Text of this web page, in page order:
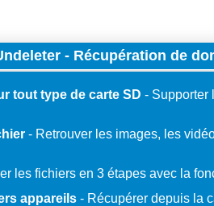
- Récupération de
tout type de carte SD
Supporter
Retrouver les images, les
les fichiers en 3 étapes avec la
appareils
Récupérer depuis la